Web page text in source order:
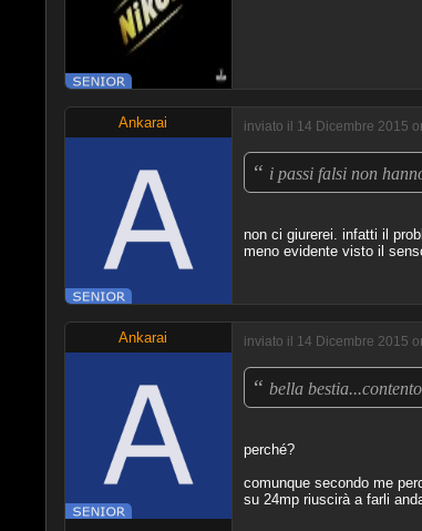
Ankarai inviato il 14 Dicembre 2015
“ i passi falsi non
non ci giurerei. infatti il
meno evidente visto il
Ankarai inviato il 14 Dicembre 2015
“ bella
perché?
comunque secondo me
su 24mp riuscirà a farli